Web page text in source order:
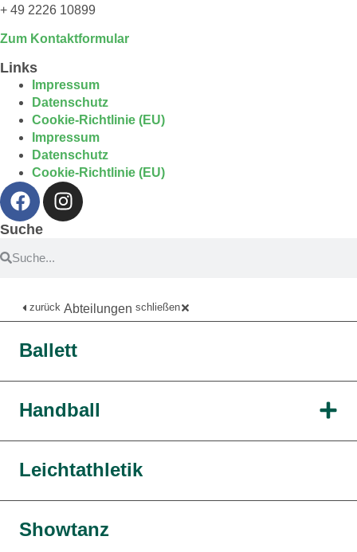
+ 49 2226 10899
Zum Kontaktformular
Links
Impressum
Datenschutz
Cookie-Richtlinie (EU)
Impressum
Datenschutz
Cookie-Richtlinie (EU)
Suche
zurück Abteilungen schließen
Ballett
Handball
Leichtathletik
Showtanz